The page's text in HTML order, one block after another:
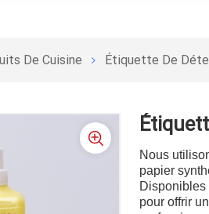
De Cuisine Étiquette De
Nous
papier
Disponibles
pour offrir